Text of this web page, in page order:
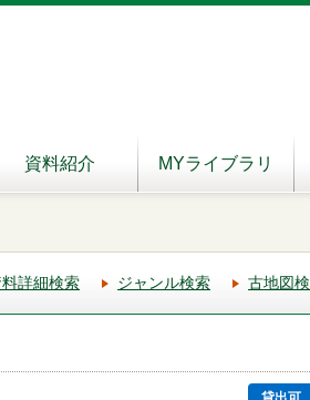
資料紹介 MYライブラリ
料詳細検索 ジャンル検索 古地図